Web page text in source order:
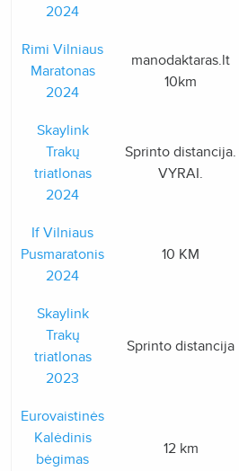
2024
Rimi Vilniaus
Maratonas
2024
manodaktaras.lt
10km
Skaylink
Trakų
triatlonas
2024
Sprinto distancija.
VYRAI.
If Vilniaus
Pusmaratonis
2024
10 KM
Skaylink
Trakų
triatlonas
2023
Sprinto distancija
Eurovaistinės
Kalėdinis
bėgimas
12 km